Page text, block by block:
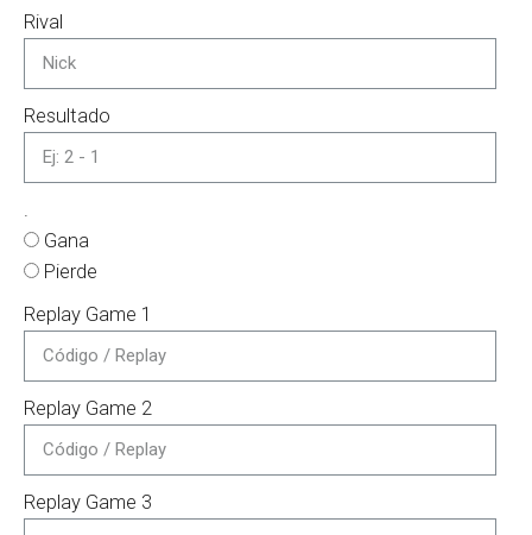
Rival
Resultado
Gana
Pierde
Replay Game 1
Replay Game 2
Replay Game 3